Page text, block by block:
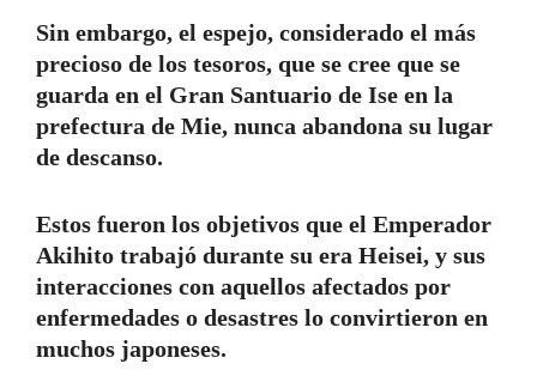
Sin embargo, el espejo, considerado el más
precioso de los tesoros, que se cree que se
guarda en el Gran Santuario de Ise en la
prefectura de Mie, nunca abandona su lugar
de descanso.
Estos fueron los objetivos que el Emperador
Akihito trabajó durante su era Heisei, y sus
interacciones con aquellos afectados por
enfermedades o desastres lo convirtieron en
muchos japoneses.